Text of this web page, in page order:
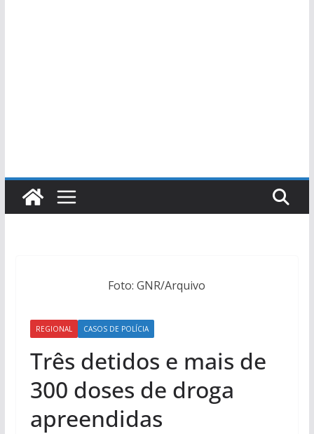
Foto: GNR/Arquivo
REGIONAL CASOS DE POLÍCIA
Três detidos e mais de
300 doses de droga
apreendidas